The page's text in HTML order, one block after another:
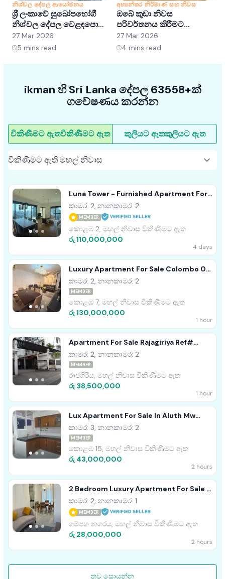
නිශ්චල දේපල ආයෝජනය
ශ්‍රී ලංකාවේ සුඛෝපභෝගී
නිශ්චල දේපල වෙළඳපොළ
අවබෝධ කර ගැනීම:
අවස්ථා සහ ප්‍රවණතා
27 Mar 2026
5 mins read
අභ්‍යන්තර නිර්මාණ සහ නිවස
ඔබේ කුඩා නිවස
පරිවර්තනය කිරීමට
අභ්‍යන්තර සැලසුම් හක්ක
5ක්
27 Mar 2026
4 mins read
ikman හි Sri Lanka දේපල 63558+ක්
ගවේෂණය කරන්න
විකිණීමට ඇතවිකිණීමට ඇත කුලියට ඇතකුලියට ඇත
Luna Tower - Furnished Apartment For
Sale A41557 Colombo 02
කාමර: 2, නානකාමර: 2
MEMBER
කොළඹ 2, මහල් නිවාස විකිණීමට ඇත
රු 110,000,000
4 days
Luxury Apartment For Sale Colombo 07
Ref# A1759
කාමර: 2, නානකාමර: 2
MEMBER
කොළඹ 7, මහල් නිවාස විකිණීමට ඇත
රු 130,000,000
1 hour
Apartment For Sale Rajagiriya Ref#
A1758
කාමර: 2, නානකාමර: 2
MEMBER
රාජගිරිය, මහල් නිවාස විකිණීමට ඇත
රු 38,500,000
1 hour
Lux Apartment For Sale In Aluth Mw
Kotahena
කාමර: 3, නානකාමර: 2
MEMBER
කොළඹ 15, මහල් නිවාස විකිණීමට ඇත
රු 43,000,000
2 hours
2 Bedroom Luxury Apartment For Sale -
The Palace (EM966)
කාමර: 2, නානකාමර: 1
MEMBER
ගම්පහ නගරය, මහල් නිවාස විකිණීමට ඇත
රු 28,000,000
2 hours
තව සොයන්න